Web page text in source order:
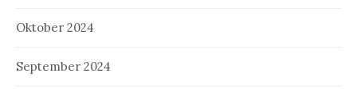
Oktober 2024
September 2024